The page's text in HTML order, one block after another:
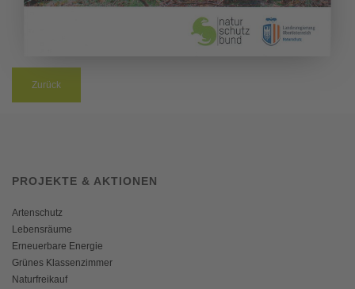
Zurück
PROJEKTE & AKTIONEN
Artenschutz
Lebensräume
Erneuerbare Energie
Grünes Klassenzimmer
Naturfreikauf